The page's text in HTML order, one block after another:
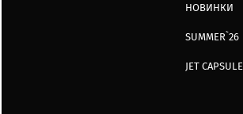
НОВИНКИ
SUMMER`26
JET CAPSULE